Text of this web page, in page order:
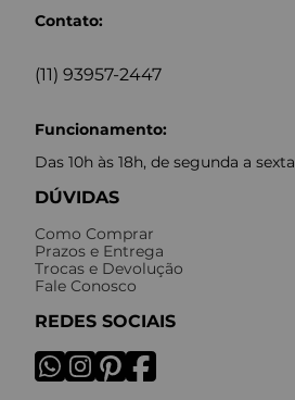
Contato:
(11) 93957-2447
Funcionamento:
Das 10h às 18h, de segunda a sexta
DÚVIDAS
Como Comprar
Prazos e Entrega
Trocas e Devolução
Fale Conosco
REDES SOCIAIS